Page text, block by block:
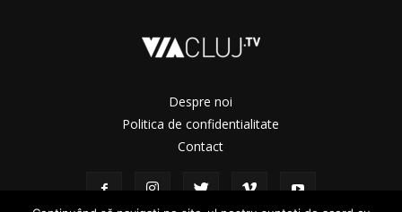
Despre noi
Politica de confidentialitate
Contact